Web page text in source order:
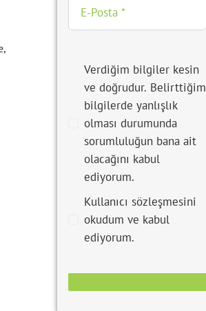
Verdiğim bilgiler kesin
ve doğrudur. Belirttiğim
bilgilerde yanlışlık
olması durumunda
sorumluluğun bana ait
olacağını kabul
ediyorum.
Kullanıcı sözleşmesini
okudum ve kabul
ediyorum.